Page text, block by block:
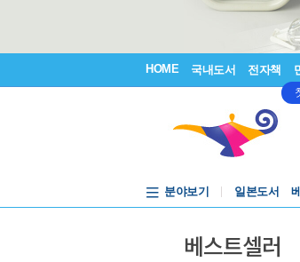
HOME 국내도서 전자책
분야보기 일본도서
베스트셀러